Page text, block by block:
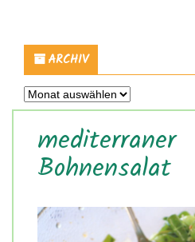
ARCHIV
Archiv
mediterraner
Bohnensalat